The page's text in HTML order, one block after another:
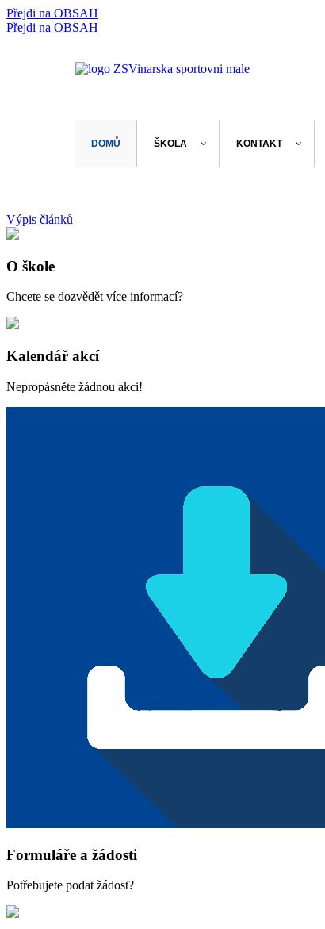
Přejdi na OBSAH
Přejdi na OBSAH
DOMŮ ŠKOLA KONTAKT
Výpis článků
O škole
Chcete se dozvědět více informací?
Kalendář akcí
Nepropásněte žádnou akci!
Formuláře a žádosti
Potřebujete podat žádost?
rok
měsíc
rok
měsíc